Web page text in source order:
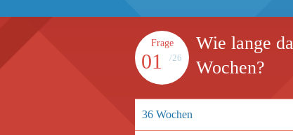
Frage
01 /26
Wie lange
Wochen?
36 Wochen